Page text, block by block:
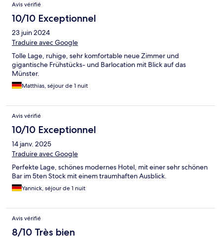
Avis vérifié
10/10 Exceptionnel
23 juin 2024
Traduire avec Google
Tolle Lage, ruhige, sehr komfortable neue Zimmer und
gigantische Frühstücks- und Barlocation mit Blick auf das
Münster.
Matthias, séjour de 1 nuit
Avis vérifié
10/10 Exceptionnel
14 janv. 2025
Traduire avec Google
Perfekte Lage, schönes modernes Hotel, mit einer sehr schönen
Bar im 5ten Stock mit einem traumhaften Ausblick.
Yannick, séjour de 1 nuit
Avis vérifié
8/10 Très bien